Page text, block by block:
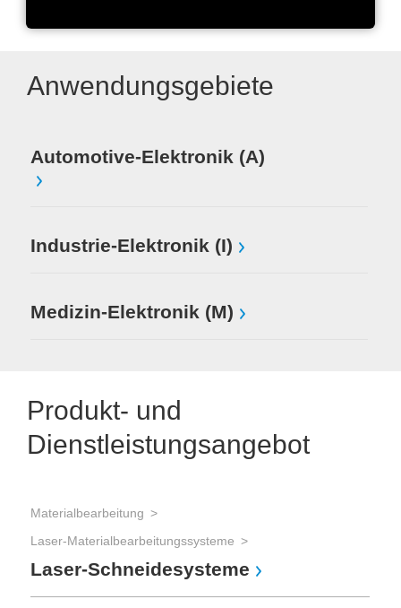
Anwendungsgebiete
Automotive-Elektronik (A)
Industrie-Elektronik (I)
Medizin-Elektronik (M)
Produkt- und
Dienstleistungsangebot
Materialbearbeitung
Laser-Materialbearbeitungssysteme
Laser-Schneidesysteme